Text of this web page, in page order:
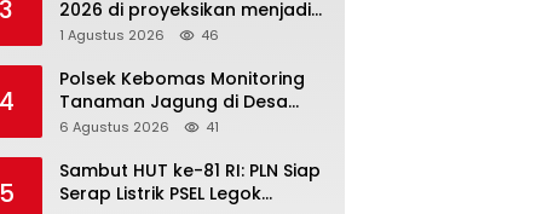
3
2026 di proyeksikan menjadi
ajang Festival Olahraga
terbanyak di Indonesia
1 Agustus 2026 46
Polsek Kebomas Monitoring
Tanaman Jagung di Desa
Kembangan, Perkuat
Nasional
6 Agustus 2026 41
Sambut HUT ke-81 RI: PLN Siap
Serap Listrik PSEL Legok